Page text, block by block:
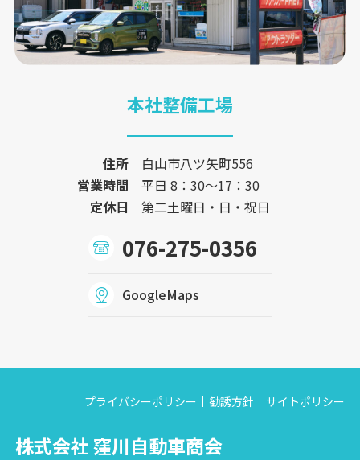
本社整備工場
住所
白山市八ツ矢町556
営業時間
平日 8：30〜17：30
定休日
第二土曜日・日・祝日
076-275-0356
GoogleMaps
プライバシーポリシー 勧誘方針 サイトポリシー
株式会社 窪川自動車商会